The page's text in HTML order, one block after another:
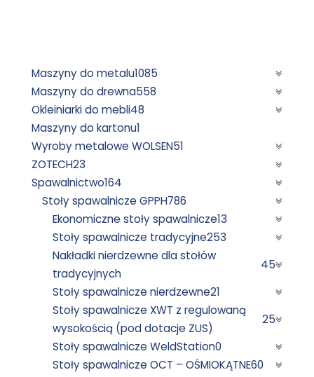
Maszyny do metalu1085
Maszyny do drewna558
Okleiniarki do mebli48
Maszyny do kartonu1
Wyroby metalowe WOLSEN51
ZOTECH23
Spawalnictwo164
Stoły spawalnicze GPPH786
Ekonomiczne stoły spawalnicze13
Stoły spawalnicze tradycyjne253
Nakładki nierdzewne dla stołów
tradycyjnych
45
Stoły spawalnicze nierdzewne21
Stoły spawalnicze XWT z regulowaną
wysokością (pod dotacje ZUS)
25
Stoły spawalnicze WeldStation0
Stoły spawalnicze OCT – OŚMIOKĄTNE60